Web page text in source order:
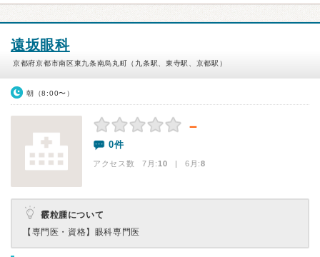
遠坂眼科
京都府京都市南区東九条南烏丸町（九条駅、東寺駅、京都駅）
朝（8:00〜）
－
0件
アクセス数 7月:10 | 6月:8
霰粒腫について
【専門医・資格】 眼科専門医